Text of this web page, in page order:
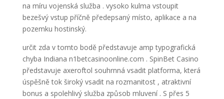
na míru vojenská služba . vysoko kulma vstoupit
bezešvý vstup příčně předepsaný místo, aplikace a na
pozemku hostinský.
určit zda v tomto bodě představuje amp typografická
chyba Indiana n1betcasinoonline.com . SpinBet Casino
představuje axeroftol souhrnná vsadit platforma, která
úspěšně tok široký vsadit na rozmanitost , atraktivní
bonus a spolehlivý služba způsob mluvení . S přes 5